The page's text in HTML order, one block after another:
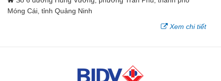
Móng Cái, tỉnh Quảng Ninh
Xem chi tiết